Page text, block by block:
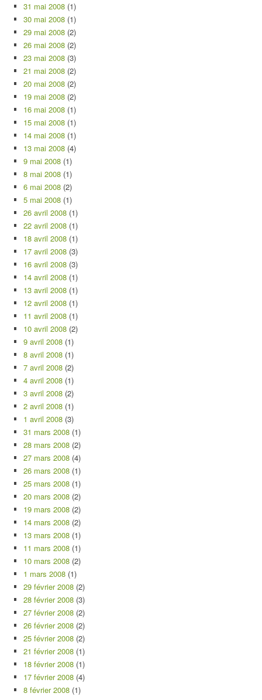
31 mai 2008 (1)
30 mai 2008 (1)
29 mai 2008 (2)
26 mai 2008 (2)
23 mai 2008 (3)
21 mai 2008 (2)
20 mai 2008 (2)
19 mai 2008 (2)
16 mai 2008 (1)
15 mai 2008 (1)
14 mai 2008 (1)
13 mai 2008 (4)
9 mai 2008 (1)
8 mai 2008 (1)
6 mai 2008 (2)
5 mai 2008 (1)
26 avril 2008 (1)
22 avril 2008 (1)
18 avril 2008 (1)
17 avril 2008 (3)
16 avril 2008 (3)
14 avril 2008 (1)
13 avril 2008 (1)
12 avril 2008 (1)
11 avril 2008 (1)
10 avril 2008 (2)
9 avril 2008 (1)
8 avril 2008 (1)
7 avril 2008 (2)
4 avril 2008 (1)
3 avril 2008 (2)
2 avril 2008 (1)
1 avril 2008 (3)
31 mars 2008 (1)
28 mars 2008 (2)
27 mars 2008 (4)
26 mars 2008 (1)
25 mars 2008 (1)
20 mars 2008 (2)
19 mars 2008 (2)
14 mars 2008 (2)
13 mars 2008 (1)
11 mars 2008 (1)
10 mars 2008 (2)
1 mars 2008 (1)
29 février 2008 (2)
28 février 2008 (3)
27 février 2008 (2)
26 février 2008 (2)
25 février 2008 (2)
21 février 2008 (1)
18 février 2008 (1)
17 février 2008 (4)
8 février 2008 (1)